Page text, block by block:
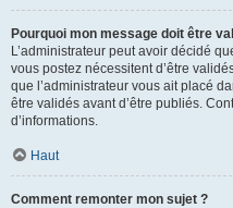
Pourquoi mon message doit être
L’administrateur peut avoir décidé
vous postez nécessitent d’être
que l’administrateur vous ait placé
être validés avant d’être publiés.
d’informations.
Haut
Comment remonter mon sujet ?